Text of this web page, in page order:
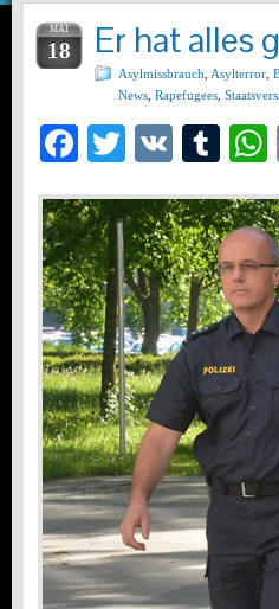
MAI
18 Er hat alles
Asylmissbrauch Asylterror
News Rapefugees
Facebook
Twitter
VK